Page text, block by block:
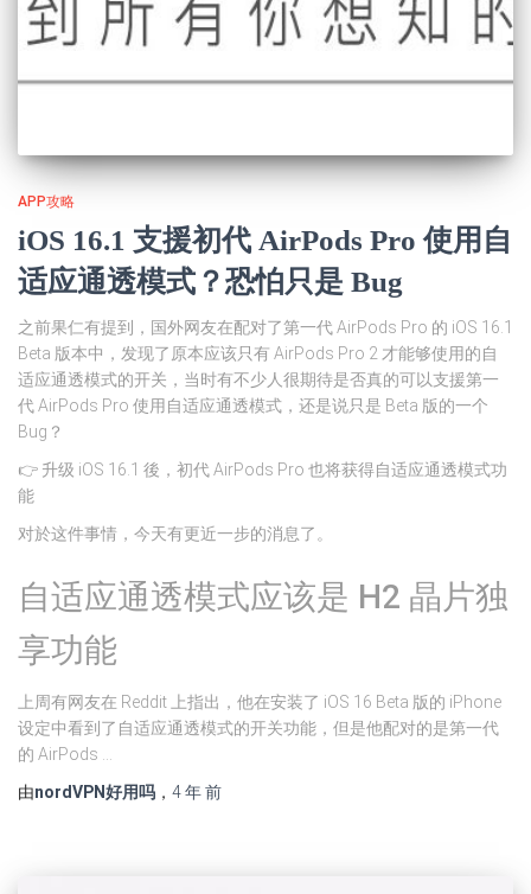
APP攻略
iOS 16.1 支援初代 AirPods Pro 使用自
适应通透模式？恐怕只是 Bug
之前果仁有提到，国外网友在配对了第一代 AirPods Pro 的 iOS 16.1
Beta 版本中，发现了原本应该只有 AirPods Pro 2 才能够使用的自
适应通透模式的开关，当时有不少人很期待是否真的可以支援第一
代 AirPods Pro 使用自适应通透模式，还是说只是 Beta 版的一个
Bug？
👉 升级 iOS 16.1 後，初代 AirPods Pro 也将获得自适应通透模式功
能
对於这件事情，今天有更近一步的消息了。
自适应通透模式应该是 H2 晶片独
享功能
上周有网友在 Reddit 上指出，他在安装了 iOS 16 Beta 版的 iPhone
设定中看到了自适应通透模式的开关功能，但是他配对的是第一代
的 AirPods …
由nordVPN好用吗 ， 4 年前